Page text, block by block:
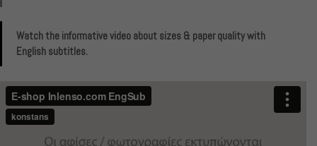
Watch the informative video about sizes & paper quality with
English subtitles.